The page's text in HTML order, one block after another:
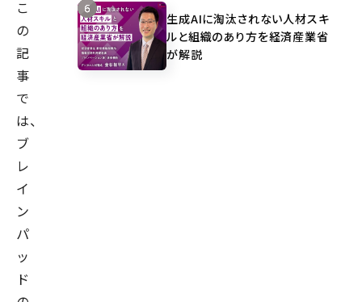
こ
の
記
事
で
は、
ブ
レ
イ
ン
パ
ッ
ド
生成AIに淘汰されない人材スキ
ルと組織のあり方を経済産業省
が解説